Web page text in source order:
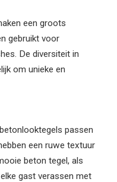
een groots
gebruikt voor
De diversiteit in
om unieke en
passen
een ruwe textuur
beton tegel, als
gast verassen met